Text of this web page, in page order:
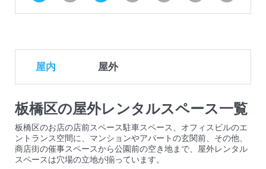
屋内 屋外
板橋区の屋外レンタルスペース一覧
板橋区のお店の店前スペース駐車スペース、オフィスビルのエ
ントランス空間に、マンションやアパートの玄関前、その他、
商店街の催事スペースから公園前の空き地まで、屋外レンタル
スペースは穴場の立地が揃っています。